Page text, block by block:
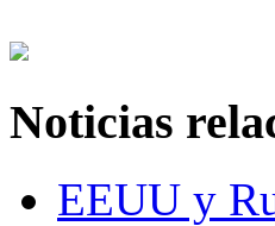
Noticias
EEUU y